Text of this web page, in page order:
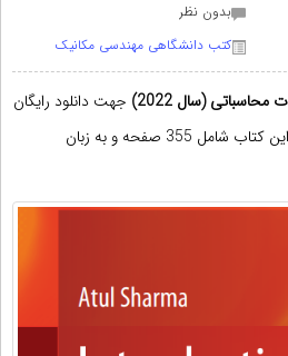
بدون نظر
کتب دانشگاهی مهندسی مکانیک
محاسباتی(سال 2022)
جهت دانلود رایگان
قرار گرفته است. این کتاب شامل 355 صفحه و به زبان